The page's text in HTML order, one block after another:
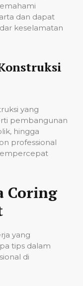
dan dapat
keselamatan
yang
pembangunan
hingga
professional
Coring
yang
tips dalam
di